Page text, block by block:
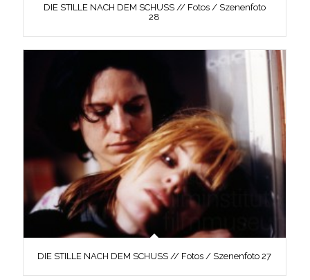
DIE STILLE NACH DEM SCHUSS // Fotos / Szenenfoto
28
DIE STILLE NACH DEM SCHUSS // Fotos / Szenenfoto 27